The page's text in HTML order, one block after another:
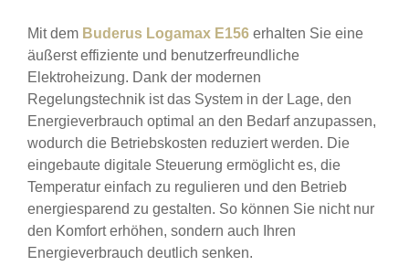
Mit dem Buderus Logamax E156 erhalten Sie eine
äußerst effiziente und benutzerfreundliche
Elektroheizung. Dank der modernen
Regelungstechnik ist das System in der Lage, den
Energieverbrauch optimal an den Bedarf anzupassen,
wodurch die Betriebskosten reduziert werden. Die
eingebaute digitale Steuerung ermöglicht es, die
Temperatur einfach zu regulieren und den Betrieb
energiesparend zu gestalten. So können Sie nicht nur
den Komfort erhöhen, sondern auch Ihren
Energieverbrauch deutlich senken.